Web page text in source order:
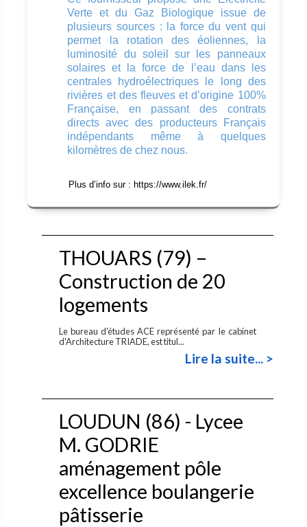
Verte et du Gaz Biologique issue de
plusieurs sources : la force du vent qui
permet la rotation des éoliennes, la
luminosité du soleil sur les panneaux
solaires et la force de l’eau dans les
centrales hydroélectriques le long des
rivières et des fleuves et d’origine 100%
Française, en passant des contrats
directs avec des producteurs Français
indépendants même à quelques
kilomètres de chez nous.
Plus d’info sur : https://www.ilek.fr/
THOUARS (79) –
Construction de 20
logements
Le bureau d'études ACE représenté par le cabinet
d'Architecture TRIADE, est titul...
Lire la suite... >
LOUDUN (86) - Lycee
M. GODRIE
aménagement pôle
excellence boulangerie
pâtisserie